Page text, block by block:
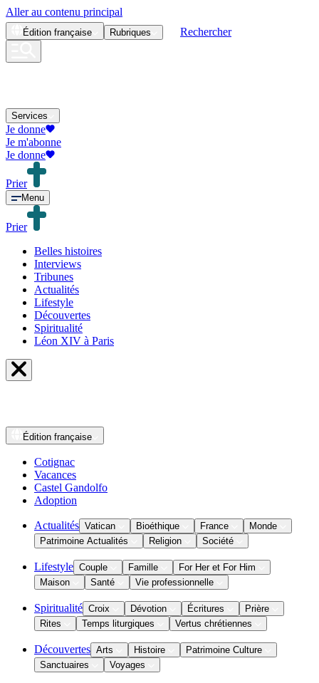
Aller au contenu principal
Édition française Rubriques Rechercher
Services
Je donne
Je m'abonne
Je donne
Prier
Menu
Prier
Belles histoires
Interviews
Tribunes
Actualités
Lifestyle
Découvertes
Spiritualité
Léon XIV à Paris
Édition française
Cotignac
Vacances
Castel Gandolfo
Adoption
Actualités Vatican Bioéthique France
Monde
Patrimoine Actualités
Religion Société
Lifestyle Couple Famille
For Her et For Him
Maison
Santé Vie professionnelle
Spiritualité Croix Dévotion Écritures
Prière
Rites
Temps liturgiques Vertus chrétiennes
Découvertes Arts Histoire
Patrimoine Culture
Sanctuaires
Voyages